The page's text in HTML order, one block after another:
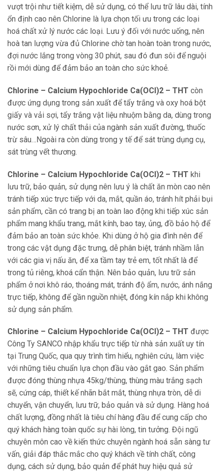
vượt trội như tiết kiệm, dễ sử dụng, có thể lưu trữ lâu dài, tính
ổn định cao nên Chlorine là lựa chọn tối ưu trong các loại
hoá chất xử lý nước các loại. Lưu ý đối với nước uống, nên
hoà tan lượng vừa đủ Chlorine chờ tan hoàn toàn trong nước,
đợi nước lắng trong vòng 30 phút, sau đó đun sôi để nguội
rồi mới dùng để đảm bảo an toàn cho sức khoẻ.
Chlorine – Calcium Hypochloride Ca(OCl)2 – THT còn
được ứng dụng trong sản xuất để tẩy trắng và oxy hoá bột
giấy và vải sợi, tẩy trắng vật liệu nhuộm bằng da, dùng trong
nước sơn, xử lý chất thải của ngành sản xuất đường, thuốc
trừ sâu…Ngoài ra còn dùng trong y tế để sát trùng dụng cụ,
sát trùng vết thương.
Chlorine – Calcium Hypochloride Ca(OCl)2 – THT khi
lưu trữ, bảo quản, sử dụng nên lưu ý là chất ăn mòn cao nên
tránh tiếp xúc trực tiếp với da, mắt, quần áo, tránh hít phải bụi
sản phẩm, cần có trang bị an toàn lao động khi tiếp xúc sản
phẩm mang khẩu trang, mắt kính, bao tay, ủng, đồ bảo hộ để
đảm bảo an toàn sức khỏe. Khi dùng ở hộ gia đình nên để
trong các vật dụng đặc trưng, dễ phân biệt, tránh nhầm lẫn
với các gia vị nấu ăn, để xa tầm tay trẻ em, tốt nhất là để
trong tủ riêng, khoá cẩn thận. Nên bảo quản, lưu trữ sản
phẩm ở nơi khô ráo, thoáng mát, tránh độ ẩm, nước, ánh nắng
trực tiếp, không để gần nguồn nhiệt, đóng kín nắp khi không
sử dụng sản phẩm.
Chlorine – Calcium Hypochloride Ca(OCl)2 – THT được
Công Ty SANCO nhập khẩu trực tiếp từ nhà sản xuất uy tín
tại Trung Quốc, qua quy trình tìm hiểu, nghiên cứu, làm việc
với những tiêu chuẩn lựa chọn đầu vào gắt gao. Sản phẩm
được đóng thùng nhựa 45kg/thùng, thùng màu trắng sạch
sẽ, cứng cáp, thiết kế nhãn bắt mắt, thùng nhựa tròn, dễ di
chuyển, vận chuyển, lưu trữ, bảo quản và sử dụng. Hàng hoá
chất lượng, đồng nhất là tiêu chí hàng đầu để cung cấp cho
quý khách hàng toàn quốc sự hài lòng, tin tưởng. Đội ngũ
chuyên môn cao về kiến thức chuyên ngành hoá sẵn sàng tư
vấn, giải đáp thắc mắc cho quý khách về tính chất, công
dụng, cách sử dụng, bảo quản để phát huy hiệu quả sử